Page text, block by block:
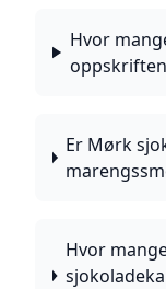
Hvor
Er Mørk
Hvor